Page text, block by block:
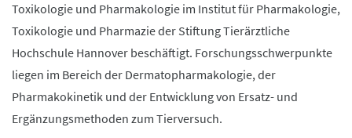
Toxikologie und Pharmakologie im Institut für Pharmakologie,
Toxikologie und Pharmazie der Stiftung Tierärztliche
Hochschule Hannover beschäftigt. Forschungsschwerpunkte
liegen im Bereich der Dermatopharmakologie, der
Pharmakokinetik und der Entwicklung von Ersatz- und
Ergänzungsmethoden zum Tierversuch.